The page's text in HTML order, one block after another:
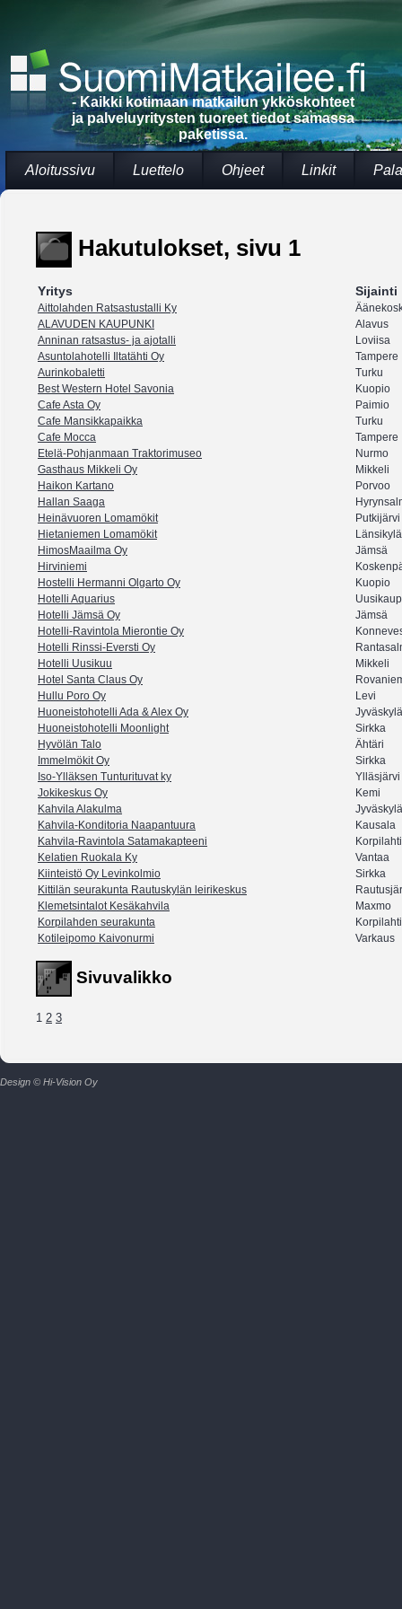
- Kaikki kotimaan matkailun ykköskohteet
ja palveluyritysten tuoreet tiedot samassa
paketissa.
Aloitussivu Luettelo Ohjeet Linkit
Hakutulokset, sivu 1
Yritys Sijainti
Aittolahden Ratsastustalli Ky
ALAVUDEN KAUPUNKI
Alavus
Anninan ratsastus- ja ajotalli
Loviisa
Asuntolahotelli Iltatähti Oy
Tampere
Aurinkobaletti
Turku
Best Western Hotel Savonia
Kuopio
Cafe Asta Oy
Paimio
Cafe Mansikkapaikka
Turku
Cafe Mocca
Tampere
Etelä-Pohjanmaan Traktorimuseo
Nurmo
Gasthaus Mikkeli Oy
Mikkeli
Haikon Kartano
Porvoo
Hallan Saaga
Heinävuoren Lomamökit
Putkijärvi
Hietaniemen Lomamökit
Länsikylä
HimosMaailma Oy
Jämsä
Hirviniemi
Hostelli Hermanni Olgarto Oy
Kuopio
Hotelli Aquarius
Hotelli Jämsä Oy
Jämsä
Hotelli-Ravintola Mierontie Oy
Hotelli Rinssi-Eversti Oy
Hotelli Uusikuu
Mikkeli
Hotel Santa Claus Oy
Hullu Poro Oy
Levi
Huoneistohotelli Ada & Alex Oy
Jyväskylä
Huoneistohotelli Moonlight
Sirkka
Hyvölän Talo
Ähtäri
Immelmökit Oy
Sirkka
Iso-Ylläksen Tunturituvat ky
Ylläsjärvi
Jokikeskus Oy
Kemi
Kahvila Alakulma
Jyväskylä
Kahvila-Konditoria Naapantuura
Kausala
Kahvila-Ravintola Satamakapteeni
Korpilahti
Kelatien Ruokala Ky
Vantaa
Kiinteistö Oy Levinkolmio
Sirkka
Kittilän seurakunta Rautuskylän leirikeskus
Klemetsintalot Kesäkahvila
Maxmo
Korpilahden seurakunta
Korpilahti
Kotileipomo Kaivonurmi
Varkaus
Sivuvalikko
1 2 3
Design © Hi-Vision Oy